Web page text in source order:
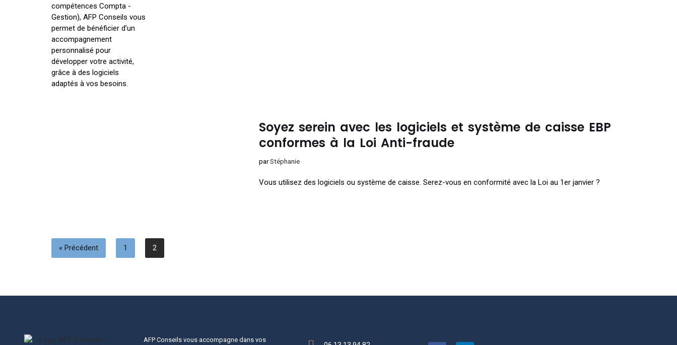
compétences Compta -
Gestion), AFP Conseils vous
permet de bénéficier d’un
accompagnement
personnalisé pour
développer votre activité,
grâce à des logiciels
adaptés à vos besoins.
Soyez serein avec les logiciels et système de caisse EBP
conformes à la Loi Anti-fraude
parStéphanie
Vous utilisez des logiciels ou système de caisse. Serez-vous en conformité avec la Loi au 1er janvier ?
« Précédent 1 2
AFP Conseils vous accompagne dans vos